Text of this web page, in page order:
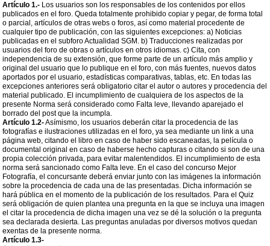
Artículo 1.- Los usuarios son los responsables de los contenidos por ellos
publicados en el foro. Queda totalmente prohibido copiar y pegar, de forma total
o parcial, artículos de otras webs o foros, así como material procedente de
cualquier tipo de publicación, con las siguientes excepciones: a) Noticias
publicadas en el subforo Actualidad SGM. b) Traducciones realizadas por
usuarios del foro de obras o artículos en otros idiomas. c) Cita, con
independencia de su extensión, que forme parte de un artículo más amplio y
original del usuario que lo publique en el foro, con más fuentes, nuevos datos
aportados por el usuario, estadísticas comparativas, tablas, etc. En todas las
excepciones anteriores será obligatorio citar el autor o autores y procedencia del
material publicado. El incumplimiento de cualquiera de los aspectos de la
presente Norma será considerado como Falta leve, llevando aparejado el
borrado del post que la incumpla.
Artículo 1.2-Asímismo, los usuarios deberán citar la procedencia de las
fotografías e ilustraciones utilizadas en el foro, ya sea mediante un link a una
página web, citando el libro en caso de haber sido escaneadas, la película o
documental original en caso de haberse hecho capturas o citando si son de una
propia colección privada, para evitar malentendidos. El incumplimiento de esta
norma será sancionado como Falta leve. En el caso del concurso Mejor
Fotografía, el concursante deberá enviar junto con las imágenes la información
sobre la procedencia de cada una de las presentadas. Dicha información se
hará pública en el momento de la publicación de los resultados. Para el Quiz
será obligación de quien plantea una pregunta en la que se incluya una imagen
el citar la procedencia de dicha imagen una vez se dé la solución o la pregunta
sea declarada desierta. Las preguntas anuladas por diversos motivos quedan
exentas de la presente norma.
Artículo 1.3-